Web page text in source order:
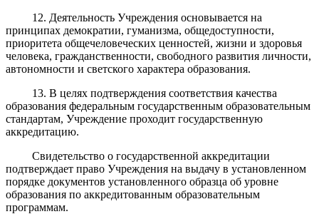
12. Деятельность Учреждения основывается на
принципах демократии, гуманизма, общедоступности,
приоритета общечеловеческих ценностей, жизни и здоровья
человека, гражданственности, свободного развития личности,
автономности и светского характера образования.
13. В целях подтверждения соответствия качества
образования федеральным государственным образовательным
стандартам, Учреждение проходит государственную
аккредитацию.
Свидетельство о государственной аккредитации
подтверждает право Учреждения на выдачу в установленном
порядке документов установленного образца об уровне
образования по аккредитованным образовательным
программам.